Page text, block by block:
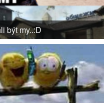
být my..:D